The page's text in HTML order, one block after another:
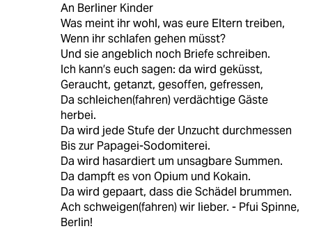
An Berliner Kinder
Was meint ihr wohl, was eure Eltern treiben,
Wenn ihr schlafen gehen müsst?
Und sie angeblich noch Briefe schreiben.
Ich kann′s euch sagen: da wird geküsst,
Geraucht, getanzt, gesoffen, gefressen,
Da schleichen(fahren) verdächtige Gäste
herbei.
Da wird jede Stufe der Unzucht durchmessen
Bis zur Papagei-Sodomiterei.
Da wird hasardiert um unsagbare Summen.
Da dampft es von Opium und Kokain.
Da wird gepaart, dass die Schädel brummen.
Ach schweigen(fahren) wir lieber. - Pfui Spinne,
Berlin!